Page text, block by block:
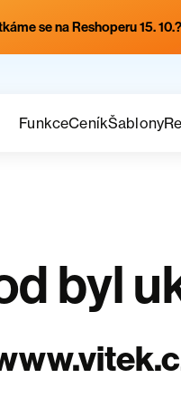
se na Reshoperu 15. 10.?
FunkceCeníkŠablony
byl